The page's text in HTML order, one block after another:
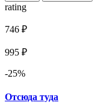
rating
746 ₽
995 ₽
-25%
Отсюда туда